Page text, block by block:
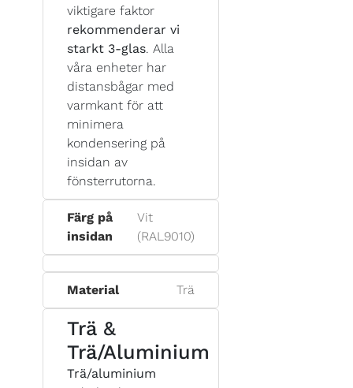
viktigare faktor
rekommenderar vi
starkt 3-glas. Alla
våra enheter har
distansbågar med
varmkant för att
minimera
kondensering på
insidan av
fönsterrutorna.
Färg på
insidan
Vit
(RAL9010)
Material Trä
Trä &
Trä/Aluminium
Trä/aluminium